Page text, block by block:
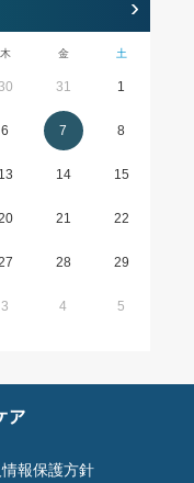
›
木 金 土
31 1
6 7 8
13 14 15
21 22
28 29
3 4 5
報保護方針